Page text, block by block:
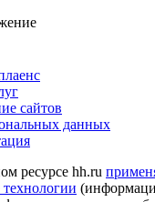
сайтов
данных
ресурсе hh.ru